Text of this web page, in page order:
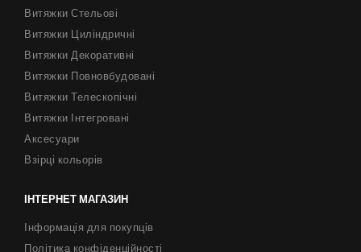
Витяжки Стельові
Витяжки Циліндричні
Витяжки Декоративні
Витяжки Повновбудовані
Витяжки Телескопічні
Витяжки Інтегровані
Аксесуари
Взірці кольорів
ІНТЕРНЕТ МАГАЗИН
Інформація для покупців
Політика конфіденційності